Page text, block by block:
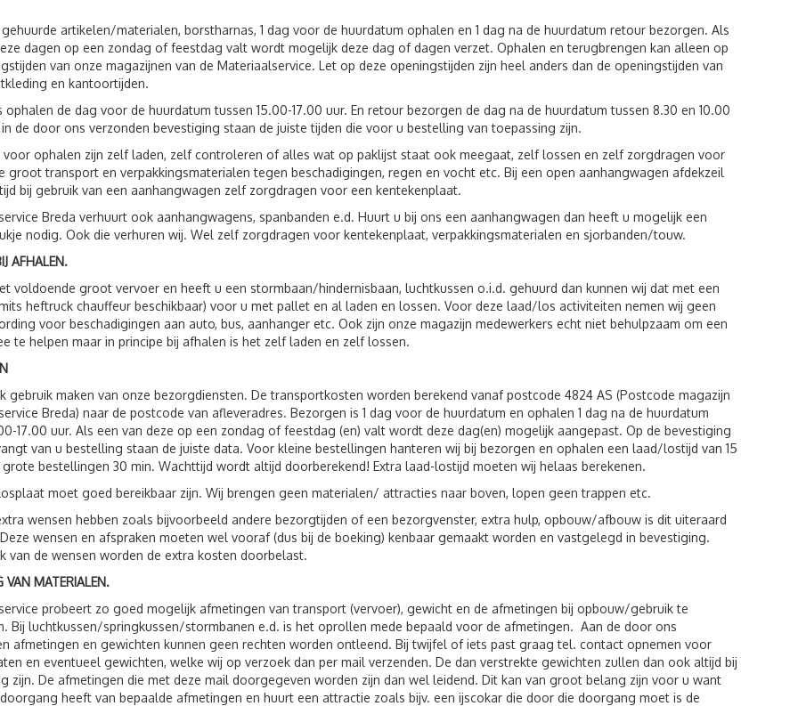
artikelen/materialen, borstharnas, 1 dag voor de huurdatum ophalen en 1 dag na de huurdatum retour bezorgen. Als
dagen op een zondag of feestdag valt wordt mogelijk deze dag of dagen verzet. Ophalen en terugbrengen kan alleen op
van onze magazijnen van de Materiaalservice. Let op deze openingstijden zijn heel anders dan de openingstijden van
en kantoortijden.
ophalen de dag voor de huurdatum tussen 15.00-17.00 uur. En retour bezorgen de dag na de huurdatum tussen 8.30 en 10.00
de door ons verzonden bevestiging staan de juiste tijden die voor u bestelling van toepassing zijn.
voor ophalen zijn zelf laden, zelf controleren of alles wat op paklijst staat ook meegaat, zelf lossen en zelf zorgdragen voor
groot transport en verpakkingsmaterialen tegen beschadigingen, regen en vocht etc. Bij een open aanhangwagen afdekzeil
bij gebruik van een aanhangwagen zelf zorgdragen voor een kentekenplaat.
Breda verhuurt ook aanhangwagens, spanbanden e.d. Huurt u bij ons een aanhangwagen dan heeft u mogelijk een
nodig. Ook die verhuren wij. Wel zelf zorgdragen voor kentekenplaat, verpakkingsmaterialen en sjorbanden/touw.
AFHALEN.
voldoende groot vervoer en heeft u een stormbaan/hindernisbaan, luchtkussen o.i.d. gehuurd dan kunnen wij dat met een
heftruck chauffeur beschikbaar) voor u met pallet en al laden en lossen. Voor deze laad/los activiteiten nemen wij geen
voor beschadigingen aan auto, bus, aanhanger etc. Ook zijn onze magazijn medewerkers echt niet behulpzaam om een
te helpen maar in principe bij afhalen is het zelf laden en zelf lossen.
gebruik maken van onze bezorgdiensten. De transportkosten worden berekend vanaf postcode 4824 AS (Postcode magazijn
Breda) naar de postcode van afleveradres. Bezorgen is 1 dag voor de huurdatum en ophalen 1 dag na de huurdatum
17.00 uur. Als een van deze op een zondag of feestdag (en) valt wordt deze dag(en) mogelijk aangepast. Op de bevestiging
van u bestelling staan de juiste data. Voor kleine bestellingen hanteren wij bij bezorgen en ophalen een laad/lostijd van 15
grote bestellingen 30 min. Wachttijd wordt altijd doorberekend! Extra laad-lostijd moeten wij helaas berekenen.
moet goed bereikbaar zijn. Wij brengen geen materialen/ attracties naar boven, lopen geen trappen etc.
wensen hebben zoals bijvoorbeeld andere bezorgtijden of een bezorgvenster, extra hulp, opbouw/afbouw is dit uiteraard
wensen en afspraken moeten wel vooraf (dus bij de boeking) kenbaar gemaakt worden en vastgelegd in bevestiging.
van de wensen worden de extra kosten doorbelast.
VAN MATERIALEN.
probeert zo goed mogelijk afmetingen van transport (vervoer), gewicht en de afmetingen bij opbouw/gebruik te
Bij luchtkussen/springkussen/stormbanen e.d. is het oprollen mede bepaald voor de afmetingen. Aan de door ons
afmetingen en gewichten kunnen geen rechten worden ontleend. Bij twijfel of iets past graag tel. contact opnemen voor
en eventueel gewichten, welke wij op verzoek dan per mail verzenden. De dan verstrekte gewichten zullen dan ook altijd bij
zijn. De afmetingen die met deze mail doorgegeven worden zijn dan wel leidend. Dit kan van groot belang zijn voor u want
heeft van bepaalde afmetingen en huurt een attractie zoals bijv. een ijscokar die door die doorgang moet is de